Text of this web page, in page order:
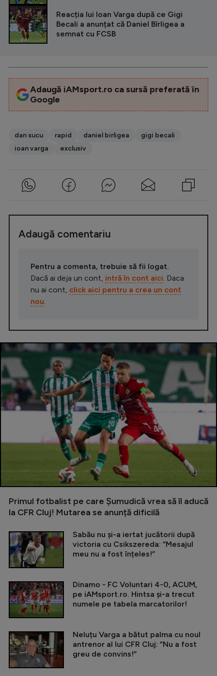
Reacția lui Ioan Varga după ce Gigi
Becali a anunțat că Daniel Bîrligea a
semnat cu FCSB
Adaugă iAMsport.ro ca sursă preferată în
Google
dan sucu rapid daniel birligea
gigi becali
ioan varga
exclusiv
Adaugă comentariu
Pentru a comenta, trebuie să fii logat.
Dacă ai deja un cont, intră în cont aici . Daca
nu ai cont, click aici pentru a crea un cont
nou
Primul fotbalist pe care Șumudică vrea să îl aducă
la CFR Cluj! Mutarea se anunță dificilă
Sabău nu și-a iertat jucătorii după
victoria cu Csikszereda: ”Mesajul
meu nu a fost înțeles!”
Dinamo - FC Voluntari 4-0, ACUM,
pe iAMsport.ro. Hintsa și-a trecut
numele pe tabela marcatorilor!
Neluțu Varga a bătut palma cu noul
antrenor al lui CFR Cluj: ”Nu a fost
greu de convins!”